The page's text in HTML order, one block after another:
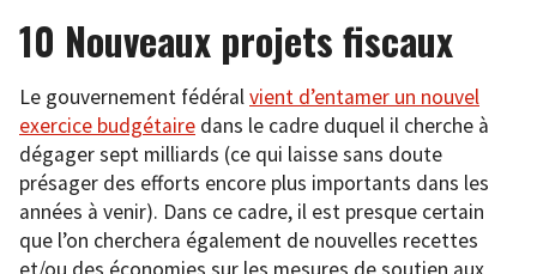
10 Nouveaux projets fiscaux
Le gouvernement fédéralvient d’entamer un nouvel
exercice budgétaire dans le cadre duquel il cherche à
dégager sept milliards (ce qui laisse sans doute
présager des efforts encore plus importants dans les
années à venir). Dans ce cadre, il est presque certain
que l’on cherchera également de nouvelles recettes